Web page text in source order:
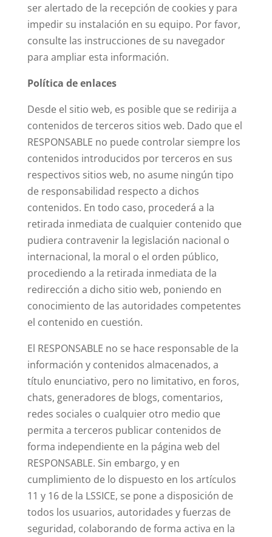
ser alertado de la recepción de cookies y para
impedir su instalación en su equipo. Por favor,
consulte las instrucciones de su navegador
para ampliar esta información.
Política de enlaces
Desde el sitio web, es posible que se redirija a
contenidos de terceros sitios web. Dado que el
RESPONSABLE no puede controlar siempre los
contenidos introducidos por terceros en sus
respectivos sitios web, no asume ningún tipo
de responsabilidad respecto a dichos
contenidos. En todo caso, procederá a la
retirada inmediata de cualquier contenido que
pudiera contravenir la legislación nacional o
internacional, la moral o el orden público,
procediendo a la retirada inmediata de la
redirección a dicho sitio web, poniendo en
conocimiento de las autoridades competentes
el contenido en cuestión.
El RESPONSABLE no se hace responsable de la
información y contenidos almacenados, a
título enunciativo, pero no limitativo, en foros,
chats, generadores de blogs, comentarios,
redes sociales o cualquier otro medio que
permita a terceros publicar contenidos de
forma independiente en la página web del
RESPONSABLE. Sin embargo, y en
cumplimiento de lo dispuesto en los artículos
11 y 16 de la LSSICE, se pone a disposición de
todos los usuarios, autoridades y fuerzas de
seguridad, colaborando de forma activa en la